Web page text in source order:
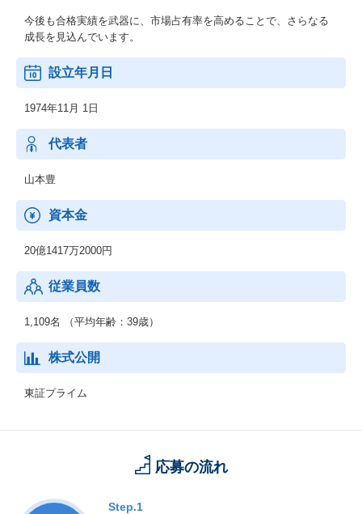
今後も合格実績を武器に、市場占有率を高めることで、さらなる
成長を見込んでいます。
設立年月日
1974年11月 1日
代表者
山本豊
資本金
20億1417万2000円
従業員数
1,109名 （平均年齢：39歳）
株式公開
東証プライム
応募の流れ
Step.1